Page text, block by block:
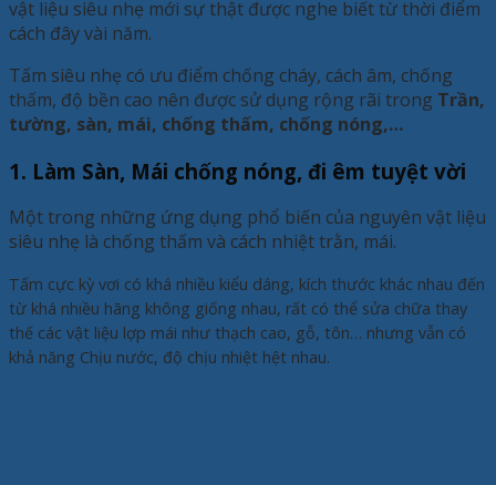
vật liệu siêu nhẹ mới sự thật được nghe biết từ thời điểm
cách đây vài năm.
Tấm siêu nhẹ có ưu điểm chống cháy, cách âm, chống
thấm, độ bền cao nên được sử dụng rộng rãi trong Trần,
tường, sàn, mái, chống thấm, chống nóng,…
1. Làm Sàn, Mái chống nóng, đi êm tuyệt vời
Một trong những ứng dụng phổ biến của nguyên vật liệu
siêu nhẹ là chống thấm và cách nhiệt trằn, mái.
Tấm cực kỳ vơi có khá nhiều kiểu dáng, kích thước khác nhau đến
từ khá nhiều hãng không giống nhau, rất có thể sửa chữa thay
thế các vật liệu lợp mái như thạch cao, gỗ, tôn… nhưng vẫn có
khả năng Chịu nước, độ chịu nhiệt hệt nhau.